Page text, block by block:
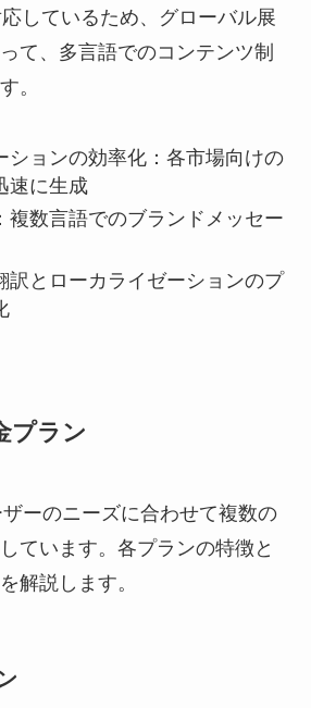
しているため、グローバル展
て、多言語でのコンテンツ制
。
ションの効率化：各市場向けの
速に生成
複数言語でのブランドメッセー
訳とローカライゼーションのプ
プラン
ーのニーズに合わせて複数の
ています。各プランの特徴と
解説します。